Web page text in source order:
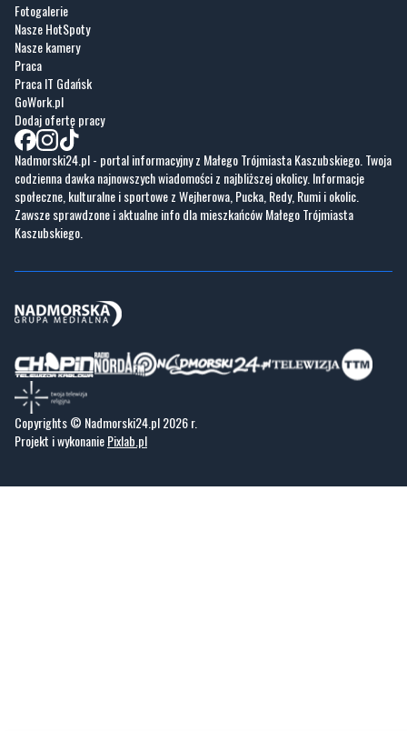
Fotogalerie
Nasze HotSpoty
Nasze kamery
Praca
Praca IT Gdańsk
GoWork.pl
Dodaj ofertę pracy
Nadmorski24.pl - portal informacyjny z Małego Trójmiasta Kaszubskiego. Twoja
codzienna dawka najnowszych wiadomości z najbliższej okolicy. Informacje
społeczne, kulturalne i sportowe z Wejherowa, Pucka, Redy, Rumi i okolic.
Zawsze sprawdzone i aktualne info dla mieszkańców Małego Trójmiasta
Kaszubskiego.
Copyrights © Nadmorski24.pl 2026 r.
Projekt i wykonaniePixlab.pl